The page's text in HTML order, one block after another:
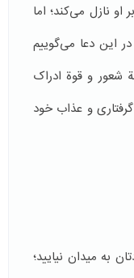
نازل می‌کند؛ اما
این دعا می‌گوییم
شعور و قوة ادراک
گرفتاری و عذاب خود
به میدان نیایید؛